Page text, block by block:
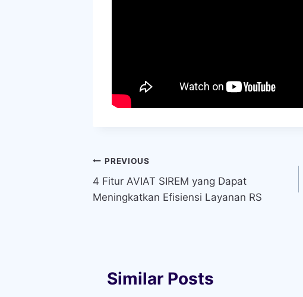
Navigasi
pos
PREVIOUS
4 Fitur AVIAT SIREM yang Dapat
Meningkatkan Efisiensi Layanan RS
Similar Posts